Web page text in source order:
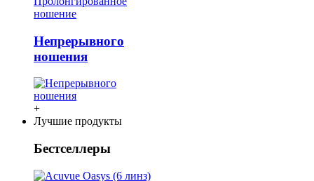
Непрерывного
ношения
+
Лучшие продукты
Бестселлеры